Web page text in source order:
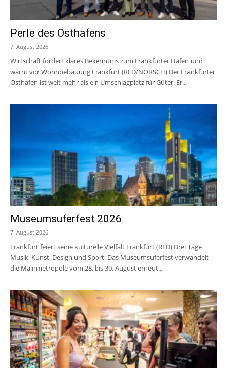
Perle des Osthafens
7. August 2026
Wirtschaft fordert klares Bekenntnis zum Frankfurter Hafen und
warnt vor Wohnbebauung Frankfurt (RED/NORSCH) Der Frankfurter
Osthafen ist weit mehr als ein Umschlagplatz für Güter. Er...
Museumsuferfest 2026
7. August 2026
Frankfurt feiert seine kulturelle Vielfalt Frankfurt (RED) Drei Tage
Musik, Kunst, Design und Sport: Das Museumsuferfest verwandelt
die Mainmetropole vom 28. bis 30. August erneut...